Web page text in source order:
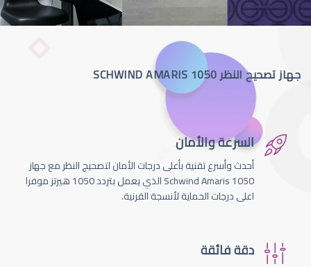
جهاز تصحيح النظر SCHWIND AMARIS 1050
السرعة والأمان
أحدث وأسرع تقنية بأعلى درجات الأمان لتصحيج النظر مع جهاز
Schwind Amaris 1050 الذي يعمل بتردد 1050 هيرتز موفرا
اعلى درجات الحماية لأنسجة القرنية.
دقة فائقة